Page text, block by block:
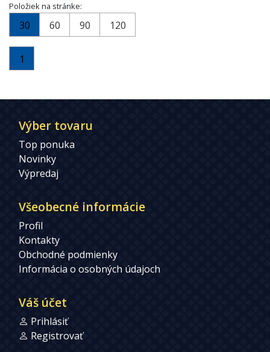
Položiek na stránke:
30 60 90 120
1
Výber tovaru
Top ponuka
Novinky
Výpredaj
Všeobecné informácie
Profil
Kontakty
Obchodné podmienky
Informácia o osobných údajoch
Váš účet
Prihlásiť
Registrovať